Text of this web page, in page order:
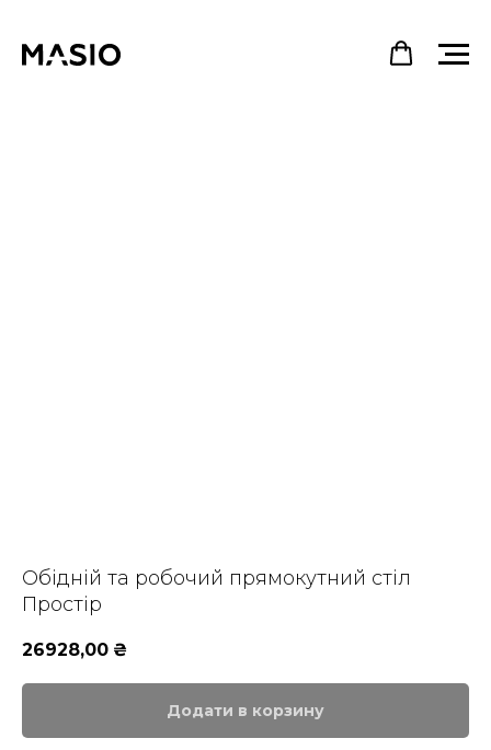
Обідній та робочий прямокутний стіл
Простір
26928,00 ₴
Додати в корзину